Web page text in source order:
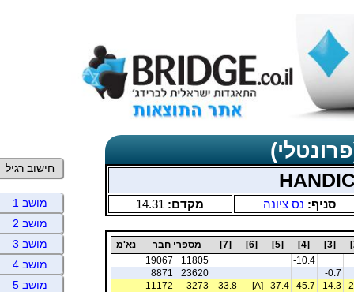
סניף: נס ציונה מקדם: 14.31
[3]
[4]
[5]
[6]
[7] מספרי חבר
נא'מ
-10.4
11805
19067
-0.7
23620
8871
-14.3
-45.7
-37.4
[A]
-33.8
3273
11172
חישוב רגיל
מושב 1
מושב 2
מושב 3
מושב 4
מושב 5